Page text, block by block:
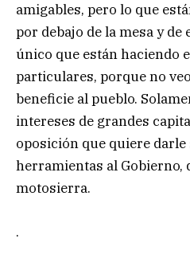
amigables, pero lo que
por debajo de la mesa y de
único que están haciendo
particulares, porque no
beneficie al pueblo.
intereses de grandes
oposición que quiere darle
herramientas al Gobierno,
motosierra.
.